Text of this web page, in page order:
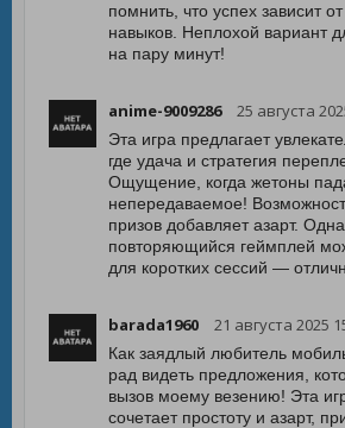
помнить, что успех зависит
навыков. Неплохой вариант
на пару минут!
anime-9009286 25 августа
Эта игра предлагает
где удача и стратегия
Ощущение, когда жетоны
непередаваемое!
призов добавляет азарт.
повторяющийся геймплей
для коротких сессий —
barada1960 21 августа 2025
Как заядлый любитель
рад видеть предложения,
вызов моему везению! Эта
сочетает простоту и азарт,